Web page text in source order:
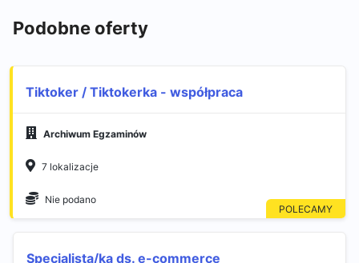
Podobne oferty
Tiktoker / Tiktokerka - współpraca
Archiwum Egzaminów
7 lokalizacje
Nie podano
Specjalista/ka ds. e-commerce